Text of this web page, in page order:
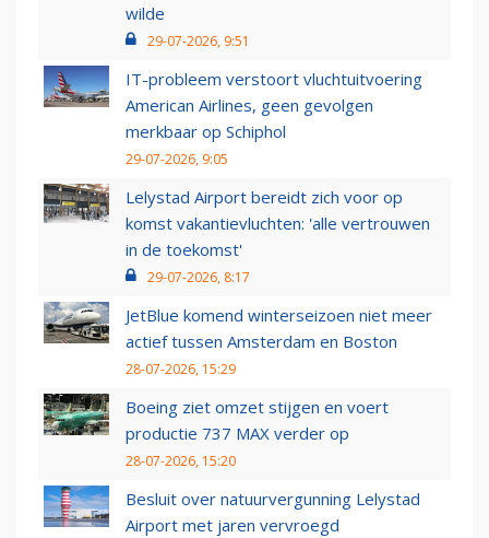
wilde
29-07-2026, 9:51
IT-probleem verstoort vluchtuitvoering
American Airlines, geen gevolgen
merkbaar op Schiphol
29-07-2026, 9:05
Lelystad Airport bereidt zich voor op
komst vakantievluchten: 'alle vertrouwen
in de toekomst'
29-07-2026, 8:17
JetBlue komend winterseizoen niet meer
actief tussen Amsterdam en Boston
28-07-2026, 15:29
Boeing ziet omzet stijgen en voert
productie 737 MAX verder op
28-07-2026, 15:20
Besluit over natuurvergunning Lelystad
Airport met jaren vervroegd